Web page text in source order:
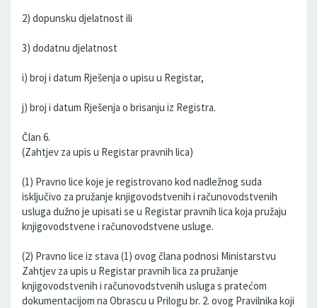
2) dopunsku djelatnost ili
3) dodatnu djelatnost
i) broj i datum Rješenja o upisu u Registar,
j) broj i datum Rješenja o brisanju iz Registra.
Član 6.
(Zahtjev za upis u Registar pravnih lica)
(1) Pravno lice koje je registrovano kod nadležnog suda
isključivo za pružanje knjigovodstvenih i računovodstvenih
usluga dužno je upisati se u Registar pravnih lica koja pružaju
knjigovodstvene i računovodstvene usluge.
(2) Pravno lice iz stava (1) ovog člana podnosi Ministarstvu
Zahtjev za upis u Registar pravnih lica za pružanje
knjigovodstvenih i računovodstvenih usluga s pratećom
dokumentacijom na Obrascu u Prilogu br. 2. ovog Pravilnika koji